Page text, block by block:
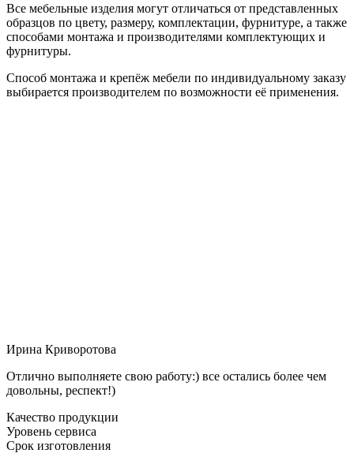
Все мебельные изделия могут отличаться от представленных
образцов по цвету, размеру, комплектации, фурнитуре, а также
способами монтажа и производителями комплектующих и
фурнитуры.
Способ монтажа и крепёж мебели по индивидуальному заказу
выбирается производителем по возможности её применения.
Ирина Криворотова
Отлично выполняете свою работу:) все остались более чем
довольны, респект!)
Качество продукции
Уровень сервиса
Срок изготовления